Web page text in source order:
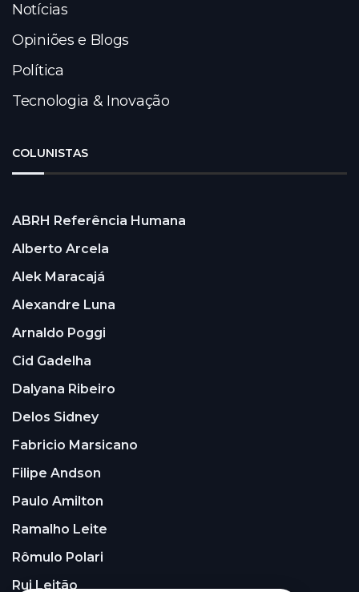
Notícias
Opiniões e Blogs
Política
Tecnologia & Inovação
COLUNISTAS
ABRH Referência Humana
Alberto Arcela
Alek Maracajá
Alexandre Luna
Arnaldo Poggi
Cid Gadelha
Dalyana Ribeiro
Delos Sidney
Fabricio Marsicano
Filipe Andson
Paulo Amilton
Ramalho Leite
Rômulo Polari
Rui Leitão